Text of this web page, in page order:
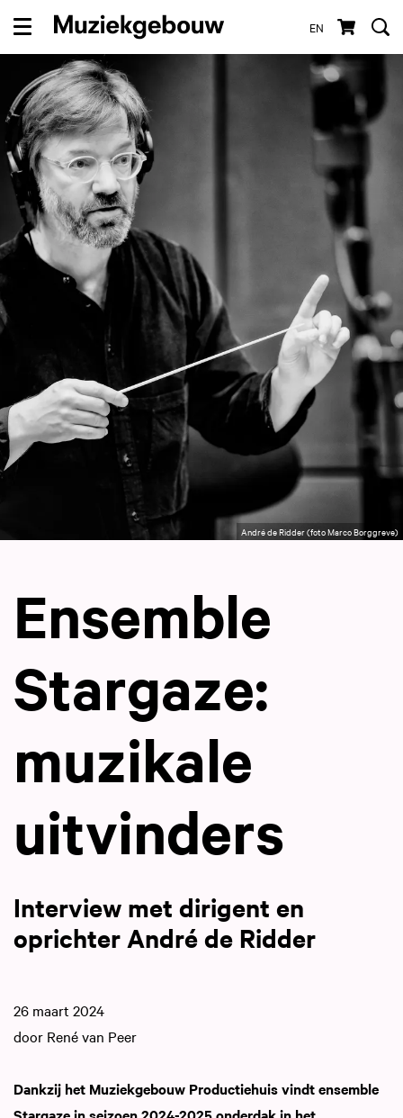
EN
Menu
André de Ridder (foto Marco Borggreve)
Ensemble
Stargaze:
muzikale
uitvinders
Interview met dirigent en
oprichter André de Ridder
26 maart 2024
door René van Peer
Dankzij het Muziekgebouw Productiehuis vindt ensemble